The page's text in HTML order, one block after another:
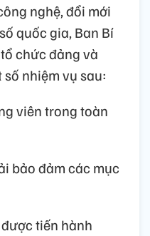
nghệ, đổi mới
quốc gia, Ban Bí
chức đảng và
nhiệm vụ sau:
viên trong toàn
bảo đảm các mục
tiến hành